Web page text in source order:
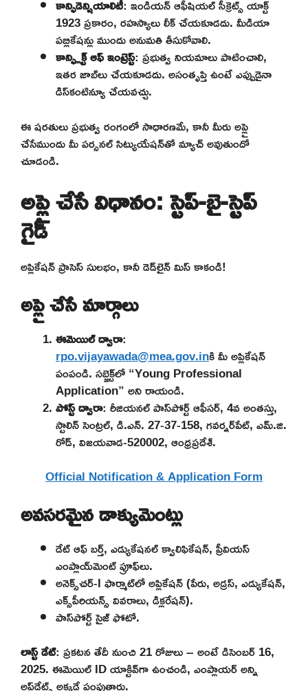
కాన్ఫిడెన్షియాలిటీ: ఇండియన్ ఆఫీషియల్ సీక్రెట్స్ యాక్ట్
1923 ప్రకారం, రహస్యాలు లీక్ చేయకూడదు. మీడియా
పబ్లికేషన్లు ముందు అనుమతి తీసుకోవాలి.
కాన్ఫ్లిక్ట్ ఆఫ్ ఇంట్రెస్ట్: ప్రభుత్వ నియమాలు పాటించాలి,
ఇతర జాబ్‌లు చేయకూడదు. అసంతృప్తి ఉంటే ఎప్పుడైనా
డిస్‌కంటిన్యూ చేయవచ్చు.
ఈ షరతులు ప్రభుత్వ రంగంలో సాధారణమే, కానీ మీరు అప్లై
చేసేముందు మీ పర్సనల్ సిట్యుయేషన్‌తో మ్యాచ్ అవుతుందో
చూడండి.
అప్లై చేసే విధానం: స్టెప్-బై-స్టెప్
గైడ్
అప్లికేషన్ ప్రాసెస్ సులభం, కానీ డెడ్‌లైన్ మిస్ కాకండి!
అప్లై చేసే మార్గాలు
ఈమెయిల్ ద్వారా:
rpo.vijayawada@mea.gov.inకి మీ అప్లికేషన్
పంపండి. సబ్జెక్ట్‌లో “Young Professional
Application” అని రాయండి.
పోస్ట్ ద్వారా: రీజియనల్ పాస్‌పోర్ట్ ఆఫీసర్, 4వ అంతస్తు,
స్టాలిన్ సెంట్రల్, డి.ఎన్. 27-37-158, గవర్నర్‌పేట్, ఎమ్.జి.
రోడ్, విజయవాడ-520002, ఆంధ్రప్రదేశ్.
Official Notification & Application Form
అవసరమైన డాక్యుమెంట్లు
డేట్ ఆఫ్ బర్త్, ఎడ్యుకేషనల్ క్వాలిఫికేషన్, ప్రీవియస్
ఎంప్లాయ్‌మెంట్ ప్రూఫ్‌లు.
అనెక్స్‌చర్-I ఫార్మాట్‌లో అప్లికేషన్ (పేరు, అడ్రస్, ఎడ్యుకేషన్,
ఎక్స్‌పీరియన్స్ వివరాలు, డిక్లరేషన్).
పాస్‌పోర్ట్ సైజ్ ఫోటో.
లాస్ట్ డేట్: ప్రకటన తేదీ నుంచి 21 రోజులు – అంటే డిసెంబర్ 16,
2025. ఈమెయిల్ ID యాక్టివ్‌గా ఉంచండి, ఎంప్లాయర్ అన్ని
అప్‌డేట్స్ అక్కడే పంపుతారు.